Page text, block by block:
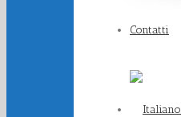
Contatti